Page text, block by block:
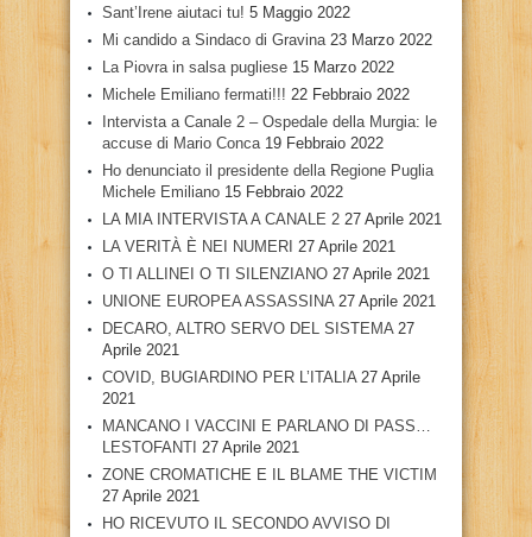
Sant’Irene aiutaci tu! 5 Maggio 2022
Mi candido a Sindaco di Gravina 23 Marzo 2022
La Piovra in salsa pugliese 15 Marzo 2022
Michele Emiliano fermati!!! 22 Febbraio 2022
Intervista a Canale 2 – Ospedale della Murgia: le
accuse di Mario Conca 19 Febbraio 2022
Ho denunciato il presidente della Regione Puglia
Michele Emiliano 15 Febbraio 2022
LA MIA INTERVISTA A CANALE 2 27 Aprile 2021
LA VERITÀ È NEI NUMERI 27 Aprile 2021
O TI ALLINEI O TI SILENZIANO 27 Aprile 2021
UNIONE EUROPEA ASSASSINA 27 Aprile 2021
DECARO, ALTRO SERVO DEL SISTEMA 27
Aprile 2021
COVID, BUGIARDINO PER L’ITALIA 27 Aprile
2021
MANCANO I VACCINI E PARLANO DI PASS…
LESTOFANTI 27 Aprile 2021
ZONE CROMATICHE E IL BLAME THE VICTIM
27 Aprile 2021
HO RICEVUTO IL SECONDO AVVISO DI